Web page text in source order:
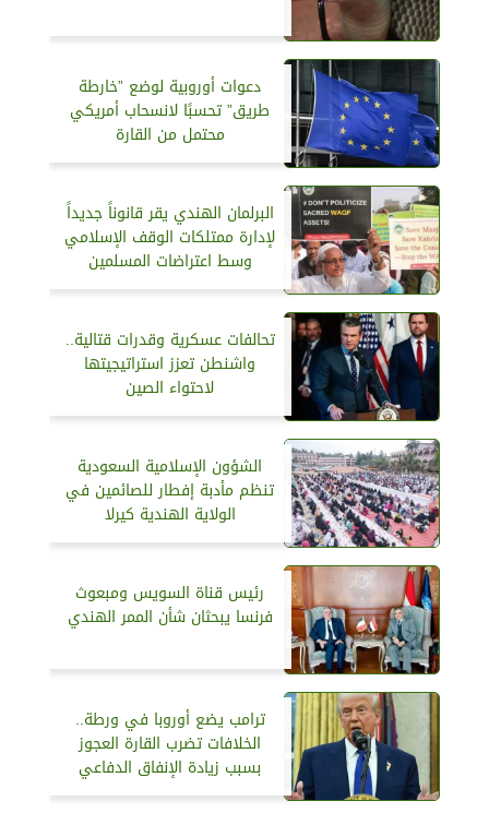
دعوات أوروبية لوضع ”خارطة
طريق” تحسبًا لانسحاب أمريكي
محتمل من القارة
البرلمان الهندي يقر قانوناً جديداً
لإدارة ممتلكات الوقف الإسلامي
وسط اعتراضات المسلمين
تحالفات عسكرية وقدرات قتالية..
واشنطن تعزز استراتيجيتها
لاحتواء الصين
الشؤون الإسلامية السعودية
تنظم مأدبة إفطار للصائمين في
الولاية الهندية كيرلا
رئيس قناة السويس ومبعوث
فرنسا يبحثان شأن الممر الهندي
ترامب يضع أوروبا في ورطة..
الخلافات تضرب القارة العجوز
بسبب زيادة الإنفاق الدفاعي